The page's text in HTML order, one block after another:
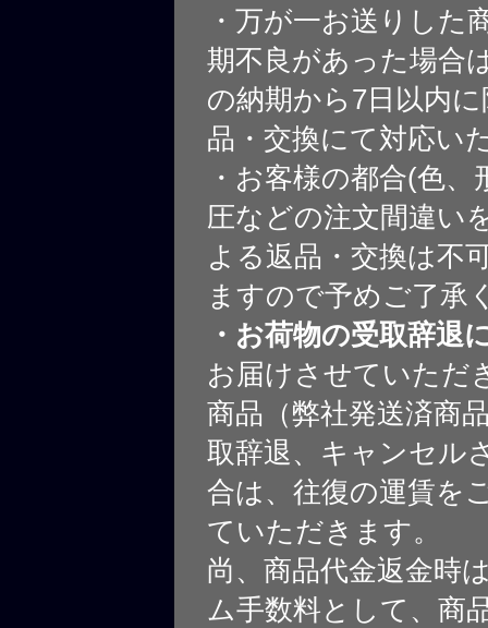
・万が一お送りした
期不良があった場合
の納期から7日以内
品・交換にて対応い
・お客様の都合(色、
圧などの注文間違い
よる返品・交換は不
ますので予めご了承
・お荷物の受取辞退
お届けさせていただ
商品（弊社発送済商
取辞退、キャンセル
合は、往復の運賃を
ていただきます。
尚、商品代金返金時
ム手数料として、商